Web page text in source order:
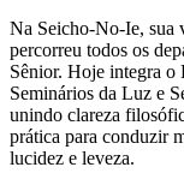
Na Seicho-No-Ie, sua
percorreu todos os
Sênior. Hoje integra o
Seminários da Luz e
unindo clareza
prática para conduzir
lucidez e leveza.